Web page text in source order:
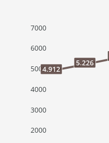
7000
6000
5000
4000
3000
2000
4.912
5.226